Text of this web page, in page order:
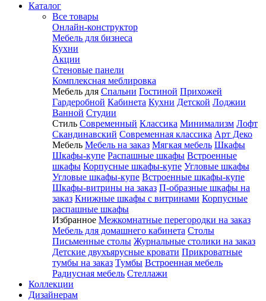
Каталог
Все товары
Онлайн-конструктор
Мебель для бизнеса
Кухни
Акции
Стеновые панели
Комплексная меблировка
Мебель для Спальни Гостиной Прихожей
Гардеробной Кабинета Кухни Детской Лоджии
Ванной Студии
Стиль Современный Классика Минимализм Лофт
Скандинавский Современная классика Арт Деко
Мебель Мебель на заказ Мягкая мебель Шкафы
Шкафы-купе Распашные шкафы Встроенные
шкафы Корпусные шкафы-купе Угловые шкафы
Угловые шкафы-купе Встроенные шкафы-купе
Шкафы-витрины на заказ П-образные шкафы на
заказ Книжные шкафы с витринами Корпусные
распашные шкафы
Избранное Межкомнатные перегородки на заказ
Мебель для домашнего кабинета Столы
Письменные столы Журнальные столики на заказ
Детские двухъярусные кровати Прикроватные
тумбы на заказ Тумбы Встроенная мебель
Радиусная мебель Стеллажи
Коллекции
Дизайнерам